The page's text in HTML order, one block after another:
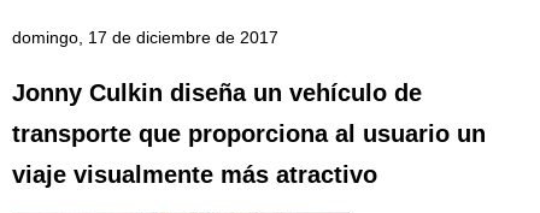
domingo, 17 de diciembre de 2017
Jonny Culkin diseña un vehículo de
transporte que proporciona al usuario un
viaje visualmente más atractivo